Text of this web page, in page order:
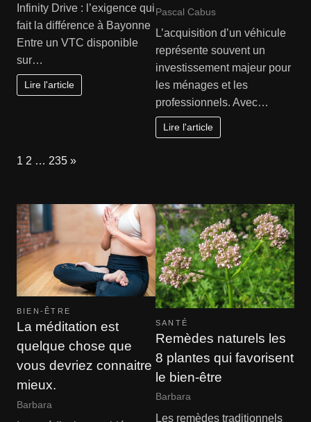
Infinity Drive : l’exigence qui
fait la différence à Bayonne
Entre un VTC disponible
sur…
Lire l'article
Pascal Cabus
L’acquisition d’un véhicule
représente souvent un
investissement majeur pour
les ménages et les
professionnels. Avec…
Lire l'article
Page:
1 2 … 235 Next
»
BIEN-ÊTRE
La méditation est
quelque chose que
vous devriez connaitre
mieux.
Barbara
SANTÉ
Remèdes naturels les
8 plantes qui favorisent
le bien-être
Barbara
Les remèdes traditionnels